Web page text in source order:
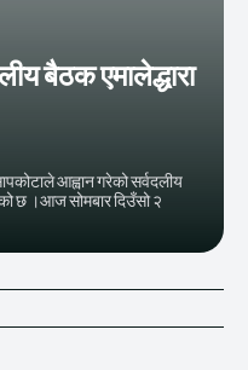
बैठक एमालेद्धारा
आह्वान गरेको सर्वदलीय
छ ।आज सोमबार दिउँसो २